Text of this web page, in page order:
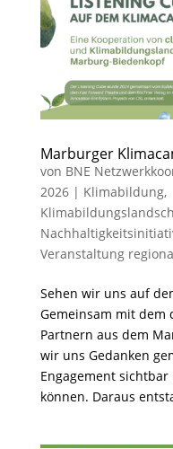
Marburger
von BNE
2026| Klimabildung,
Veranstaltung
Sehen wir uns auf
Gemeinsam mit
Partnern aus dem
wir uns Gedanken
Engagement
können. Daraus